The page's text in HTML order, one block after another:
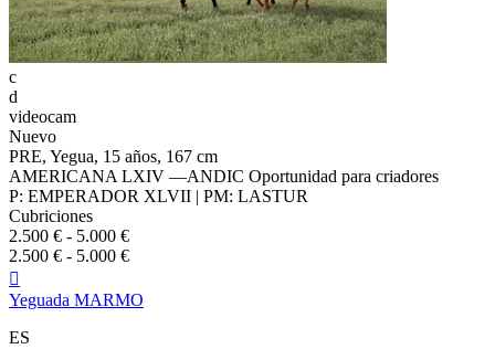
c
d
videocam
Nuevo
PRE, Yegua, 15 años, 167 cm
AMERICANA LXIV —ANDIC Oportunidad para criadores
P: EMPERADOR XLVII | PM: LASTUR
Cubriciones
2.500 € - 5.000 €
2.500 € - 5.000 €

Yeguada MARMO
ES